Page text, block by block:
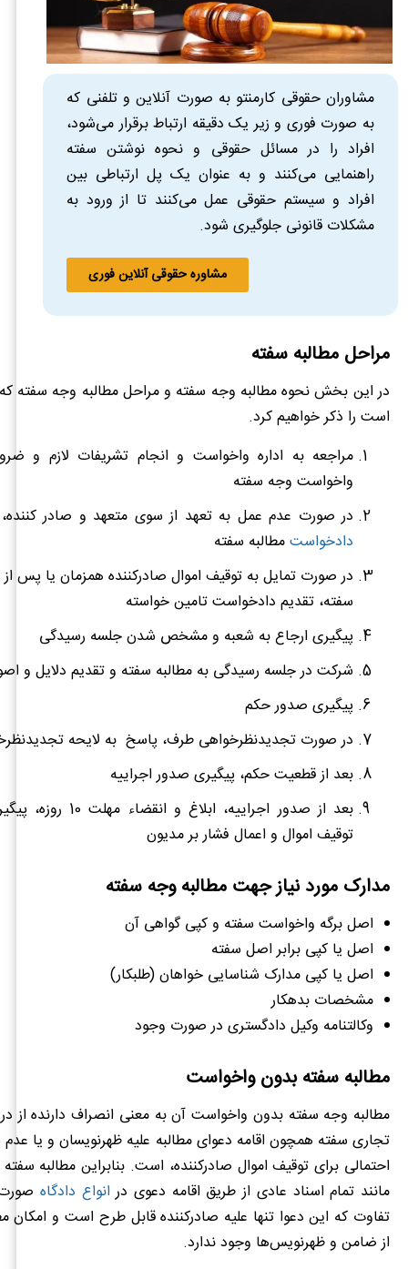
مشاوران حقوقی کارمنتو به صورت آنلاین و تلفنی که
به صورت فوری و زیر یک دقیقه ارتباط برقرار می‌شود،
افراد را در مسائل حقوقی و نحوه نوشتن سفته
راهنمایی می‌کنند و به عنوان یک پل ارتباطی بین
افراد و سیستم حقوقی عمل می‌کنند تا از ورود به
مشکلات قانونی جلوگیری شود.
مشاوره حقوقی آنلاین فوری
مراحل مطالبه سفته
در این بخش نحوه مطالبه وجه سفته و مراحل مطالبه وجه سفته
است را ذکر خواهیم کرد.
مراجعه به اداره واخواست و انجام تشریفات لازم و
واخواست وجه سفته
در صورت عدم عمل به تعهد از سوی متعهد و صادر
دادخواستمطالبه سفته
در صورت تمایل به توقیف اموال صادرکننده همزمان یا پس
سفته، تقدیم دادخواست تامین خواسته
پیگیری ارجاع به شعبه و مشخص شدن جلسه رسیدگی
شرکت در جلسه رسیدگی به مطالبه سفته و تقدیم دلایل و
پیگیری صدور حکم
در صورت تجدیدنظرخواهی طرف، پاسخ به لایحه
بعد از قطعیت حکم، پیگیری صدور اجراییه
بعد از صدور اجراییه،
توقیف اموال و اعمال فشار بر مدیون
مدارک مورد نیاز جهت مطالبه وجه سفته
اصل برگه واخواست سفته و کپی گواهی آن
اصل یا کپی برابر اصل سفته
اصل یا کپی مدارک شناسایی خواهان (طلبکار)
مشخصات بدهکار
وکالتنامه وکیل دادگستری در صورت وجود
مطالبه سفته بدون واخواست
مطالبه وجه سفته بدون واخواست آن به معنی انصراف دارنده از
تجاری سفته همچون اقامه دعوای مطالبه علیه ظهرنویسان و یا
احتمالی برای توقیف اموال صادرکننده، است. بنابراین مطالبه
مانند تمام اسناد عادی از طریق اقامه دعوی در انواع دادگاه
تفاوت که این دعوا تنها علیه صادرکننده قابل طرح است و امکان
از ضامن و ظهرنویس‌ها وجود ندارد.